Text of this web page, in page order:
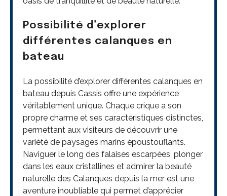
Possibilité d’explorer
différentes calanques en
bateau
La possibilité d’explorer différentes calanques en
bateau depuis Cassis offre une expérience
véritablement unique. Chaque crique a son
propre charme et ses caractéristiques distinctes,
permettant aux visiteurs de découvrir une
variété de paysages marins époustouflants.
Naviguer le long des falaises escarpées, plonger
dans les eaux cristallines et admirer la beauté
naturelle des Calanques depuis la mer est une
aventure inoubliable qui permet d’apprécier